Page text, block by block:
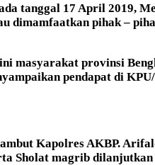
tanggal 17 April 2019,
dimamfaatkan pihak –
masyarakat provinsi
pendapat di
Kapolres AKBP.
Sholat magrib